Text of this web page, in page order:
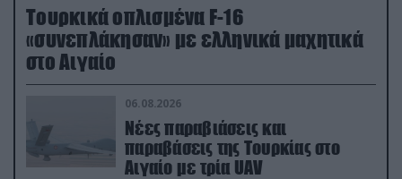
Τουρκικά οπλισμένα F-16
«συνεπλάκησαν» με ελληνικά μαχητικά
στο Αιγαίο
06.08.2026
Νέες παραβιάσεις και
παραβάσεις της Τουρκίας στο
Αιγαίο με τρία UAV